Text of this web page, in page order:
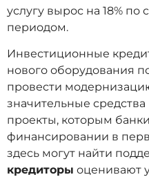
услугу вырос на 18%
периодом.
Инвестиционные
нового оборудования
провести
значительные
проекты, которым
финансировании в
здесь могут найти
кредиторы оценивают